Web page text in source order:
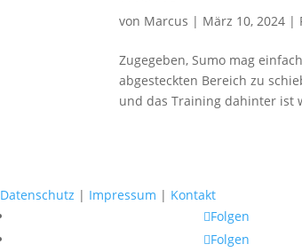
von Marcus | März 10, 2024 |
Zugegeben, Sumo mag
abgesteckten Bereich zu
und das Training dahinter ist
Datenschutz | Impressum | Kontakt
Folgen
Folgen